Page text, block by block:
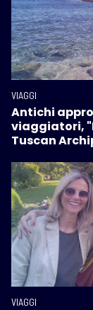
VIAGGI
Antichi
viaggiatori,
Tuscan
VIAGGI